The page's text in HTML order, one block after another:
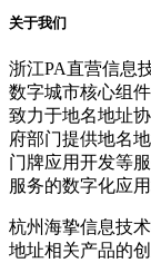
关于我们
浙江PA直营信息
数字城市核心组
致力于地名地址
府部门提供地名
门牌应用开发等
服务的数字化应用
杭州海挚信息技
地址相关产品的创